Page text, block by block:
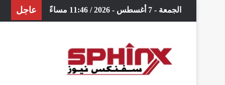
الجمعة - 7 أغسطس - 2026 / 11:46 مساءً عاجل